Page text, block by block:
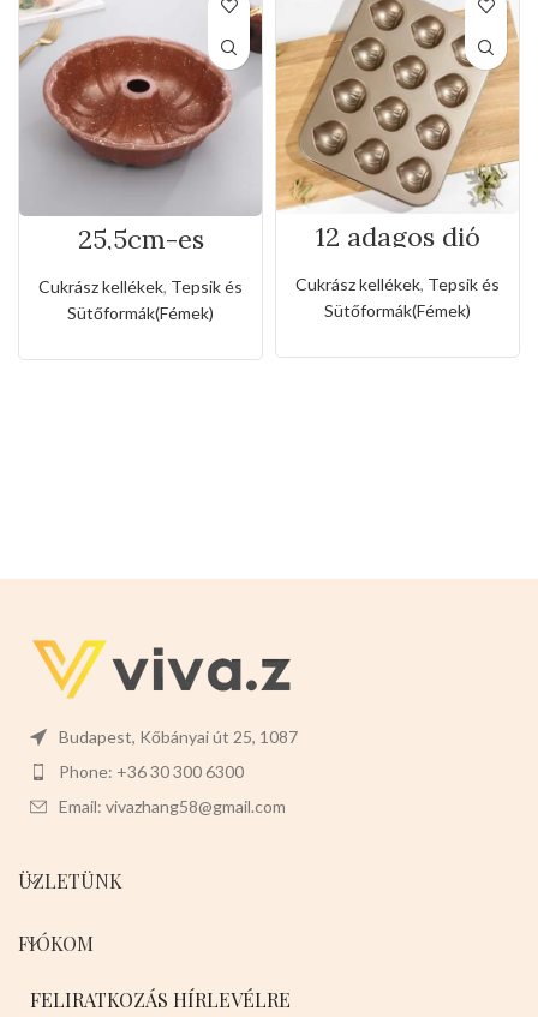
25,5cm-es
tapadásmentes
kuglóf sütőforma
Cukrász kellékek, Tepsik és
Sütőformák(Fémek)
12 adagos dió
formájú tepsi
Cukrász kellékek, Tepsik és
Sütőformák(Fémek)
Budapest, Kőbányai út 25, 1087
Phone: +36 30 300 6300
Email: vivazhang58@gmail.com
ÜZLETÜNK
FIÓKOM
FELIRATKOZÁS HÍRLEVÉLRE